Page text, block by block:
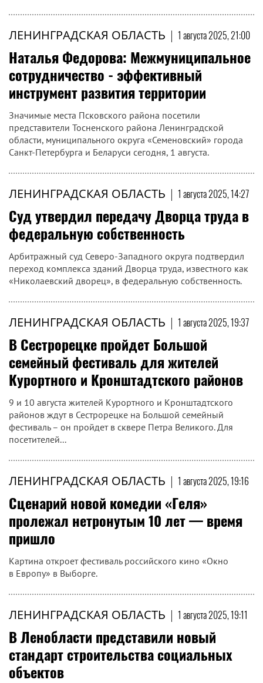
ЛЕНИНГРАДСКАЯ ОБЛАСТЬ | 1 августа 2025, 21:00
Наталья Федорова: Межмуниципальное
сотрудничество - эффективный
инструмент развития территории
Значимые места Псковского района посетили
представители Тосненского района Ленинградской
области, муниципального округа «Семеновский» города
Санкт-Петербурга и Беларуси сегодня, 1 августа.
ЛЕНИНГРАДСКАЯ ОБЛАСТЬ | 1 августа 2025, 14:27
Суд утвердил передачу Дворца труда в
федеральную собственность
Арбитражный суд Северо-Западного округа подтвердил
переход комплекса зданий Дворца труда, известного как
«Николаевский дворец», в федеральную собственность.
ЛЕНИНГРАДСКАЯ ОБЛАСТЬ | 1 августа 2025, 19:37
В Сестрорецке пройдет Большой
семейный фестиваль для жителей
Курортного и Кронштадтского районов
9 и 10 августа жителей Курортного и Кронштадтского
районов ждут в Сестрорецке на Большой семейный
фестиваль – он пройдет в сквере Петра Великого. Для
посетителей...
ЛЕНИНГРАДСКАЯ ОБЛАСТЬ | 1 августа 2025, 19:16
Сценарий новой комедии «Геля»
пролежал нетронутым 10 лет — время
пришло
Картина откроет фестиваль российского кино «Окно
в Европу» в Выборге.
ЛЕНИНГРАДСКАЯ ОБЛАСТЬ | 1 августа 2025, 19:11
В Ленобласти представили новый
стандарт строительства социальных
объектов